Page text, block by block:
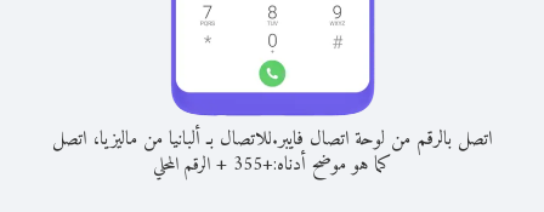
اتصل بالرقم من لوحة اتصال فايبر.للاتصال بـ ألبانيا من ماليزيا، اتصل
كما هو موضح أدناه:+
355
+الرقم المحلي